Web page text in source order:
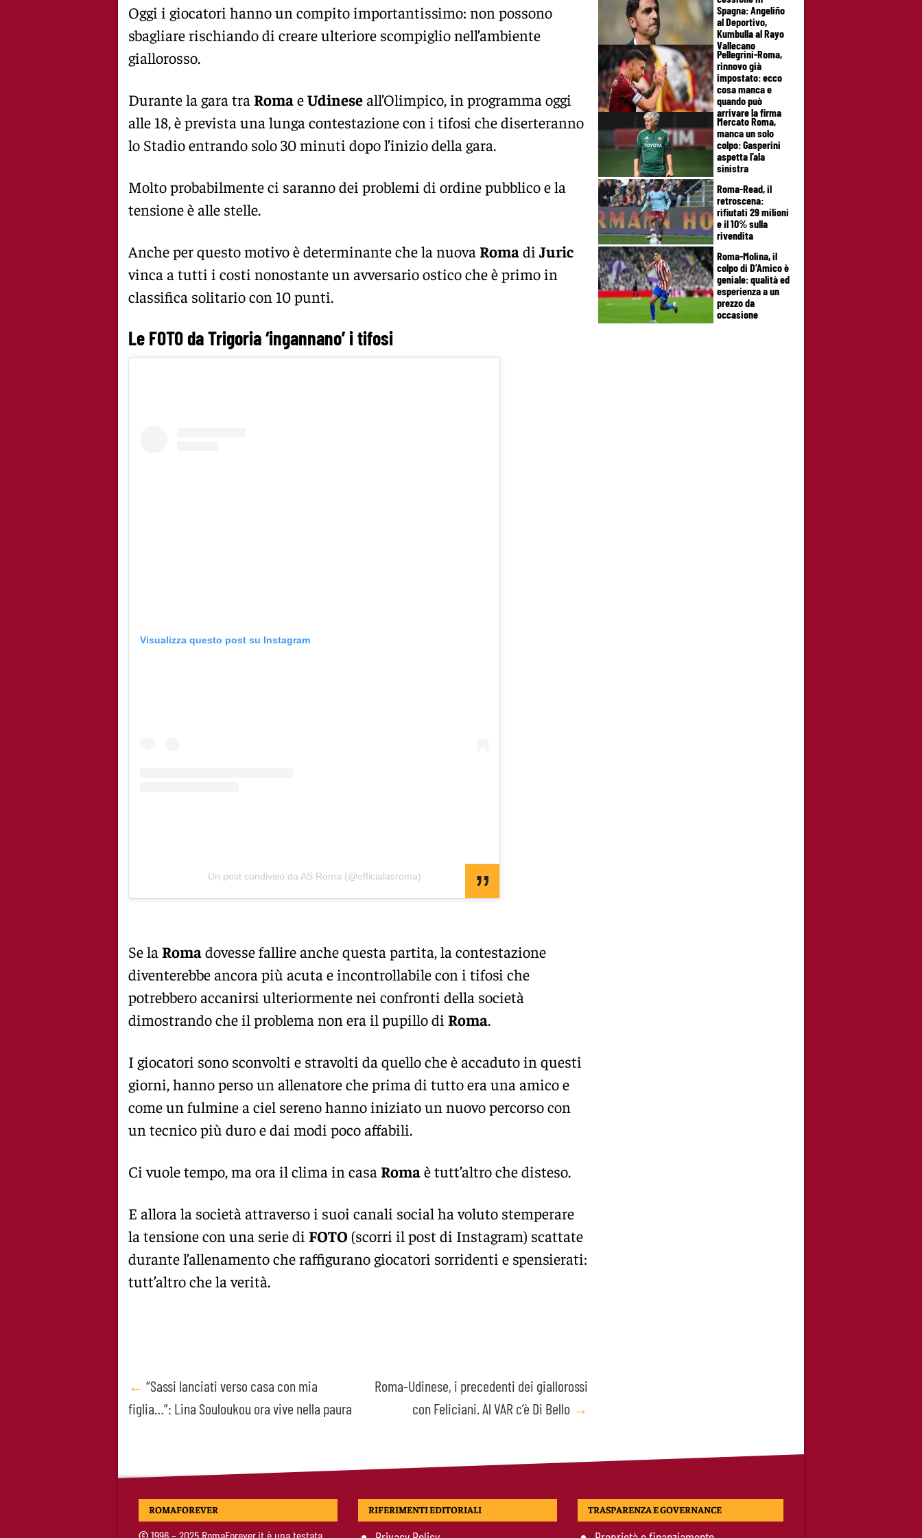
Oggi i giocatori hanno un compito importantissimo: non possono
sbagliare rischiando di creare ulteriore scompiglio nell’ambiente
giallorosso.
Durante la gara tra RomaeUdineseall’Olimpico, in programma oggi
alle 18, è prevista una lunga contestazione con i tifosi che diserteranno
lo Stadio entrando solo 30 minuti dopo l’inizio della gara.
Molto probabilmente ci saranno dei problemi di ordine pubblico e la
tensione è alle stelle.
Anche per questo motivo è determinante che la nuova Romadi Juric
vinca a tutti i costi nonostante un avversario ostico che è primo in
classifica solitario con 10 punti.
Le FOTO da Trigoria ‘ingannano’ i tifosi
Visualizza questo post su Instagram
Un post condiviso da AS Roma (@officialasroma)
Se la Romadovesse fallire anche questa partita, la contestazione
diventerebbe ancora più acuta e incontrollabile con i tifosi che
potrebbero accanirsi ulteriormente nei confronti della società
dimostrando che il problema non era il pupillo di Roma.
I giocatori sono sconvolti e stravolti da quello che è accaduto in questi
giorni, hanno perso un allenatore che prima di tutto era una amico e
come un fulmine a ciel sereno hanno iniziato un nuovo percorso con
un tecnico più duro e dai modi poco affabili.
Ci vuole tempo, ma ora il clima in casa Romaè tutt’altro che disteso.
E allora la società attraverso i suoi canali social ha voluto stemperare
la tensione con una serie di FOTO(scorri il post di Instagram) scattate
durante l’allenamento che raffigurano giocatori sorridenti e spensierati:
tutt’altro che la verità.
Post
navigation
← “Sassi lanciati verso casa con mia
figlia…”: Lina Souloukou ora vive nella paura
Roma-Udinese, i precedenti dei giallorossi
con Feliciani. Al VAR c’è Di Bello →
Spagna: Angeliño
al Deportivo,
Kumbulla al Rayo
Vallecano
Pellegrini-Roma,
rinnovo già
impostato: ecco
cosa manca e
quando può
arrivare la firma
Mercato Roma,
manca un solo
colpo: Gasperini
aspetta l’ala
sinistra
Roma-Read, il
retroscena:
rifiutati 29 milioni
e il 10% sulla
rivendita
Roma-Molina, il
colpo di D’Amico è
geniale: qualità ed
esperienza a un
prezzo da
occasione
ROMAFOREVER RIFERIMENTI EDITORIALI TRASPARENZA E GOVERNANCE